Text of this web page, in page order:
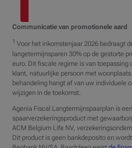
Communicatie van promotionele aard
1 Voor het inkomstenjaar 2026 bedraagt
langetermijnsparen 30% op de gestorte
euro. Dit fiscale regime is van toepassing
klant, natuurlijke persoon met
behandeling hangt af van uw individuele
wijzigen in de toekomst.
Agenia Fiscal Langtermijnspaarplan is een
spaarverzekeringsproduct met
ACM Belgium Life NV,
Dit product is geen bankdeposito en